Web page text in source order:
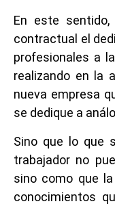
En este
contractual el
profesionales a
realizando en la
nueva empresa
se dedique a
Sino que lo que
trabajador no
sino como que
conocimientos